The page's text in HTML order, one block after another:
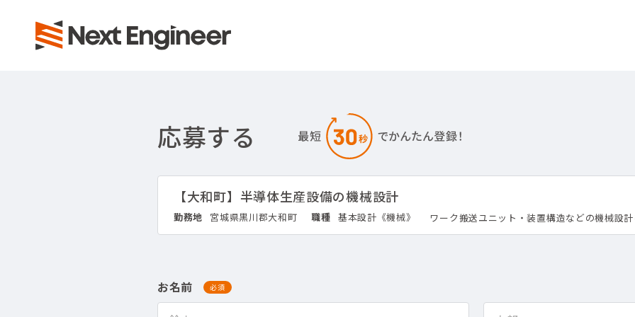
応募する
【大和町】半導体生産設備の機械設計
勤務地 宮城県黒川郡大和町 職種 基本設計《機械》 ワーク搬送ユニット・装置構造などの機械設
お名前 必須